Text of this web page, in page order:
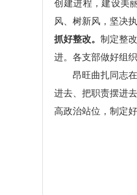
创建进程，建设美
风、树新风，坚决
抓好整改。制定整
进。各支部做好组
昂旺曲扎同志
进去、把职责摆进
高政治站位，制定